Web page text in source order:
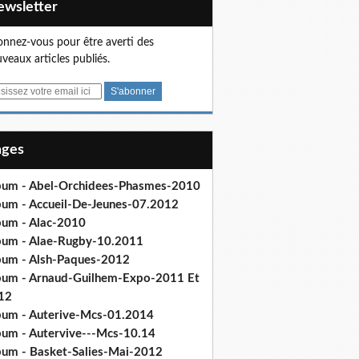
vous pour être averti des
articles publiés.
- Abel-Orchidees-Phasmes-2010
- Accueil-De-Jeunes-07.2012
- Alac-2010
- Alae-Rugby-10.2011
- Alsh-Paques-2012
- Arnaud-Guilhem-Expo-2011 Et
- Auterive-Mcs-01.2014
- Autervive---Mcs-10.14
- Basket-Salies-Mai-2012